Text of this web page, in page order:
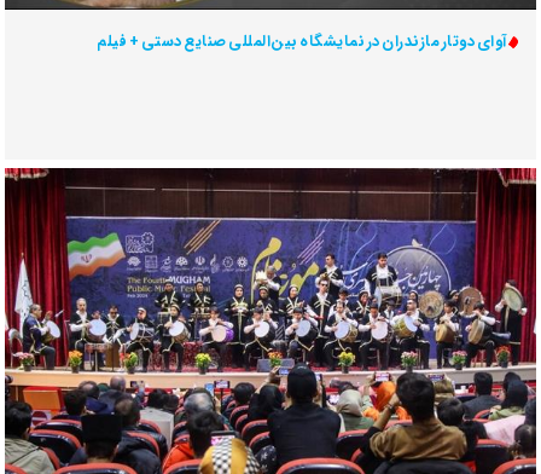
آوای دوتار مازندران در نمایشگاه بین‌المللی صنایع دستی + فیلم